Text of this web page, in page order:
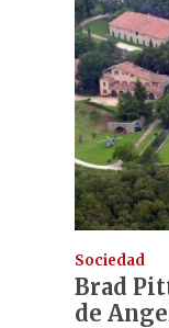
Sociedad
Brad
de